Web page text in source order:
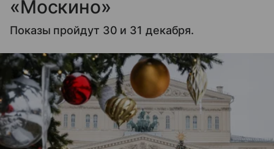
«Москино»
Показы пройдут 30 и 31 декабря.